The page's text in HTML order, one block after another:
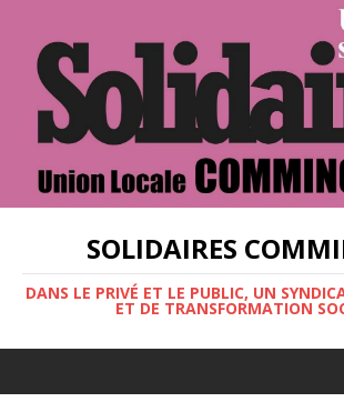
SOLIDAIRES
DANS LE PRIVÉ ET LE PUBLIC, UN
ET DE TRANSFORMATION